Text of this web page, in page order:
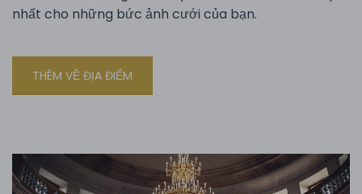
nhất cho những bức ảnh cưới của bạn.
THÊM VỀ ĐỊA ĐIỂM